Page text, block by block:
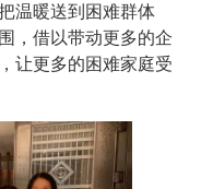
温暖送到困难群体
，借以带动更多的企
让更多的困难家庭受